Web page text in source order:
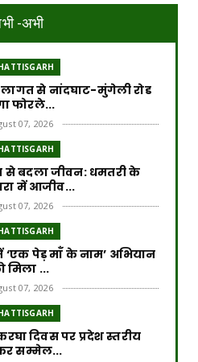
-अभी
लागत से नांदघाट-मुंगेली रोड
फोरले...
07, 2026
से बदला जीवन: धमतरी के
में आजीव...
07, 2026
‘एक पेड़ माँ के नाम’ अभियान
मिला ...
07, 2026
दिवस पर प्रदेश स्तरीय
सम्मेल...